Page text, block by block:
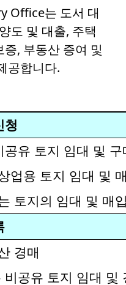
Office는 도서 대
도 및 대출, 주택
, 부동산 증여 및
공합니다.
청
유 토지 임대 및 구
업용 토지 임대 및
토지의 임대 및 매
경매
공유 토지 임대 및